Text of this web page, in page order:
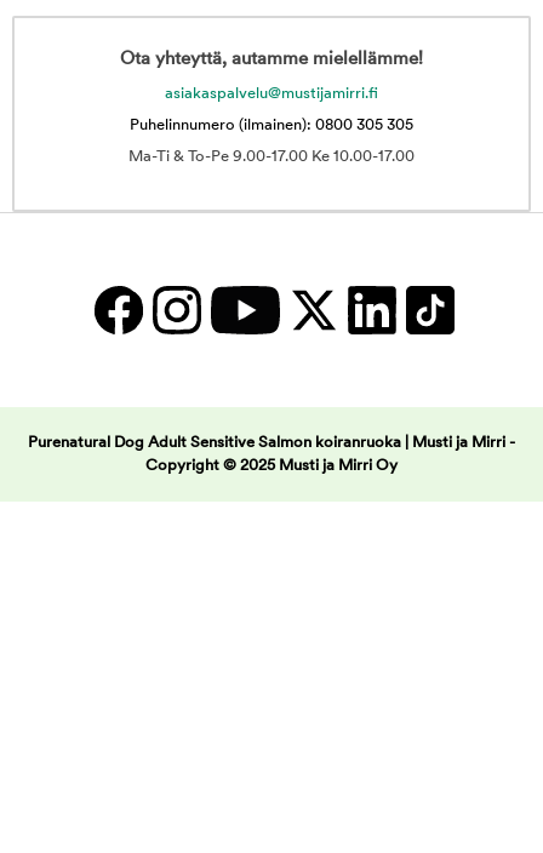
Ota yhteyttä, autamme mielellämme!
asiakaspalvelu@mustijamirri.fi
Puhelinnumero (ilmainen): 0800 305 305
Ma-Ti & To-Pe 9.00-17.00 Ke 10.00-17.00
Purenatural Dog Adult Sensitive Salmon koiranruoka | Musti ja Mirri -
Copyright © 2025 Musti ja Mirri Oy